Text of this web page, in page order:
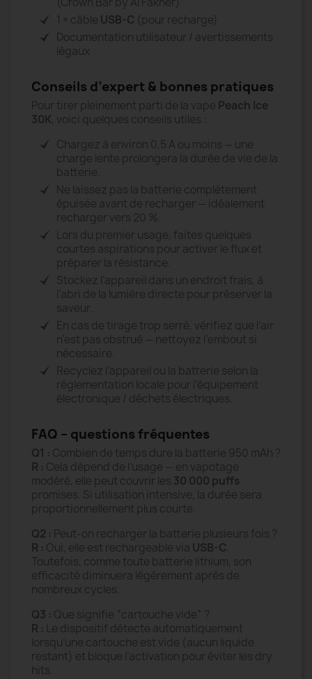
1 × câble USB-C (pour recharge)
Documentation utilisateur / avertissements
légaux
Conseils d’expert & bonnes pratiques
Pour tirer pleinement parti de la vape Peach Ice
30K, voici quelques conseils utiles :
Chargez à environ 0,5 A ou moins — une
charge lente prolongera la durée de vie de la
batterie.
Ne laissez pas la batterie complètement
épuisée avant de recharger — idéalement
recharger vers 20 %.
Lors du premier usage, faites quelques
courtes aspirations pour activer le flux et
préparer la résistance.
Stockez l’appareil dans un endroit frais, à
l’abri de la lumière directe pour préserver la
saveur.
En cas de tirage trop serré, vérifiez que l’air
n’est pas obstrué — nettoyez l’embout si
nécessaire.
Recyclez l’appareil ou la batterie selon la
réglementation locale pour l’équipement
électronique / déchets électriques.
FAQ – questions fréquentes
Q1 : Combien de temps dure la batterie 950 mAh ?
R : Cela dépend de l’usage — en vapotage
modéré, elle peut couvrir les 30 000 puffs
promises. Si utilisation intensive, la durée sera
proportionnellement plus courte.
Q2 : Peut-on recharger la batterie plusieurs fois ?
R : Oui, elle est rechargeable via USB-C
Toutefois, comme toute batterie lithium, son
efficacité diminuera légèrement après de
nombreux cycles.
Q3 : Que signifie “cartouche vide” ?
R : Le dispositif détecte automatiquement
lorsqu’une cartouche est vide (aucun liquide
restant) et bloque l’activation pour éviter les dry
hits.